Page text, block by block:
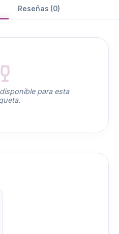
Reseñas (0)
para esta